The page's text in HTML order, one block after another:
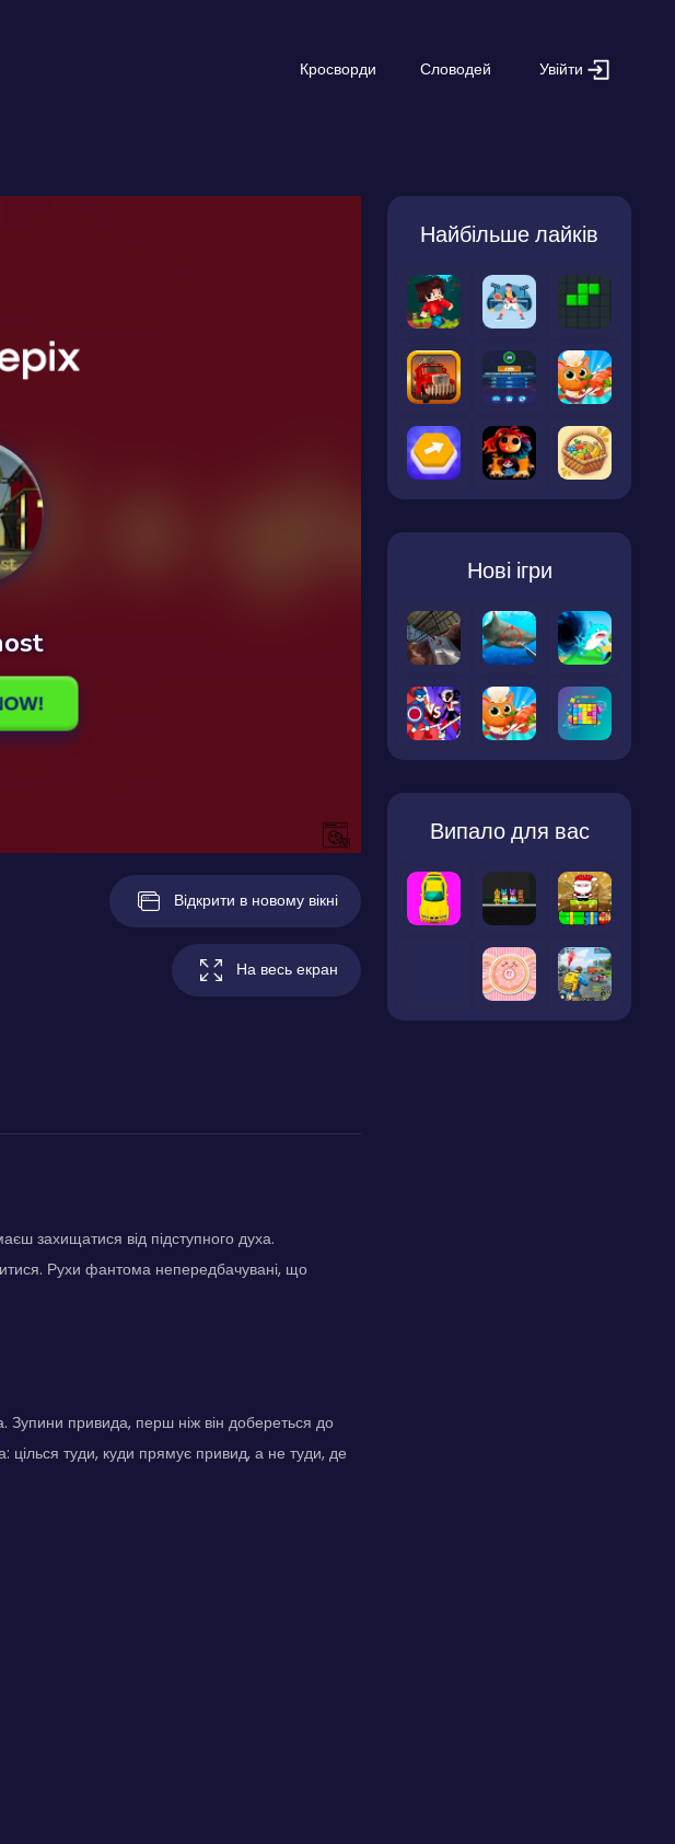
Кросворди Словодей Увійти
Відкрити в новому вікні
На весь екран
захищатися від підступного духа.
Рухи фантома непередбачувані, що
Зупини привида, перш ніж він добереться до
цілься туди, куди прямує привид, а не туди, де
Найбільше лайків
Нові ігри
Випало для вас